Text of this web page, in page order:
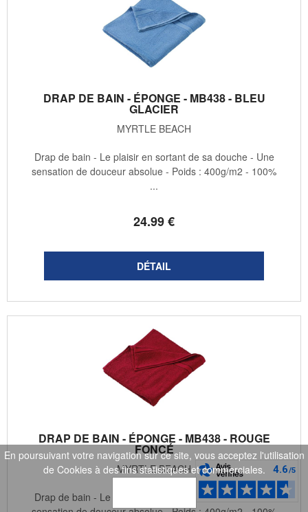
DRAP DE BAIN - ÉPONGE - MB438 - BLEU
GLACIER
MYRTLE BEACH
24.99€
Drap de bain - Le plaisir en sortant de sa douche - Une
sensation de douceur absolue - Poids : 400g/m2 - 100%
...
DRAP DE BAIN - ÉPONGE - MB438 - ROUGE
FONCÉ
MYRTLE BEACH
Drap de bain - Le plaisir en sortant de sa douche - Une
En poursuivant votre navigation sur ce site, vous acceptez l'utilisation
de Cookies à des fins statistiques et commerciales.